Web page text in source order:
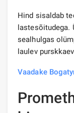
Hind sisaldab
lastesõitudega.
sealhulgas
laulev
Vaadake